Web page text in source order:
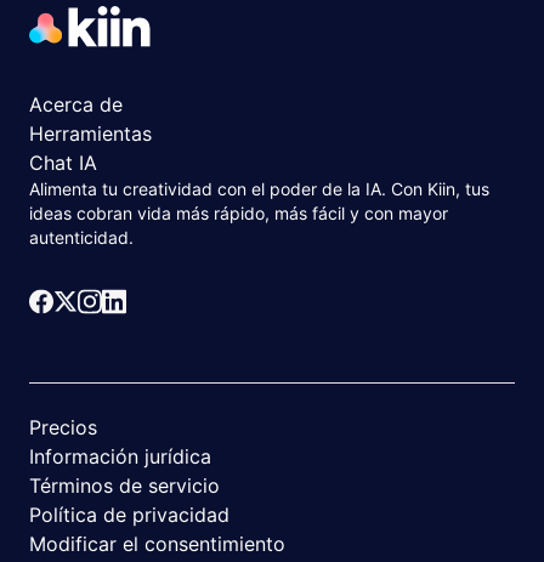
Acerca de
Herramientas
Chat IA
Alimenta tu creatividad con el poder de la IA. Con Kiin, tus
ideas cobran vida más rápido, más fácil y con mayor
autenticidad.
Precios
Información jurídica
Términos de servicio
Política de privacidad
Modificar el consentimiento